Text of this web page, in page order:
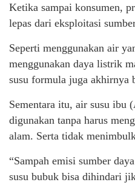
Ketika sampai konsumen,
lepas dari eksploitasi
Seperti menggunakan air
menggunakan daya listrik
susu formula juga akhirnya
Sementara itu, air susu ibu
digunakan tanpa harus
alam. Serta tidak
“Sampah emisi sumber
susu bubuk bisa dihindari